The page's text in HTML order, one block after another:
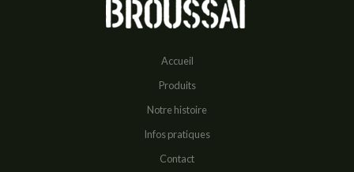
Accueil
Produits
Notre histoire
Infos pratiques
Contact